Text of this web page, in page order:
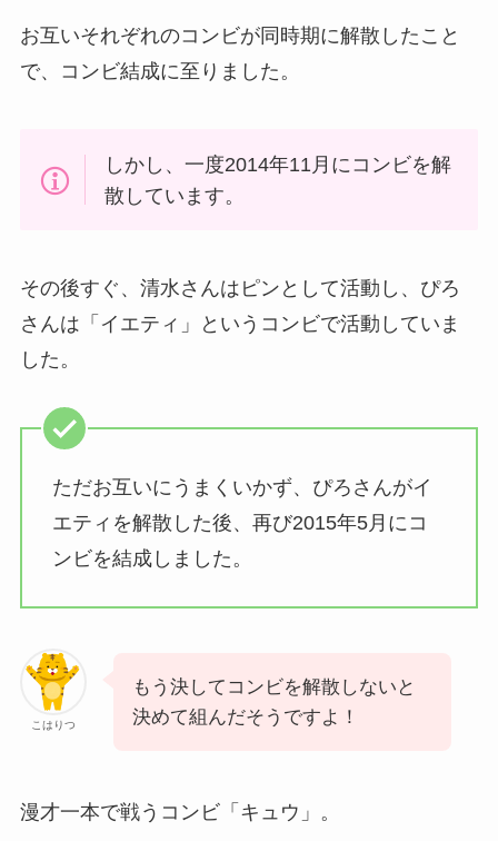
お互いそれぞれのコンビが同時期に解散したこと
で、コンビ結成に至りました。
しかし、一度2014年11月にコンビを解
散しています。
その後すぐ、清水さんはピンとして活動し、ぴろ
さんは「イエティ」というコンビで活動していま
した。
ただお互いにうまくいかず、ぴろさんがイ
エティを解散した後、再び2015年5月にコ
ンビを結成しました。
こはりつ
もう決してコンビを解散しないと
決めて組んだそうですよ！
漫才一本で戦うコンビ「キュウ」。